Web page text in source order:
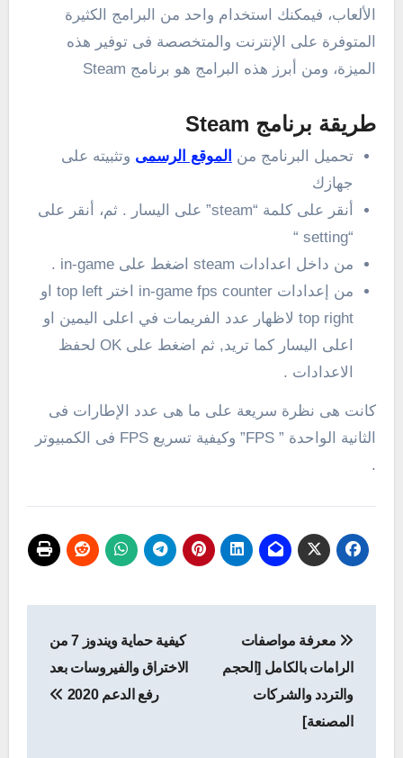
الألعاب، فيمكنك استخدام واحد من البرامج الكثيرة
المتوفرة على الإنترنت والمتخصصة فى توفير هذه
الميزة، ومن أبرز هذه البرامج هو برنامج Steam
طريقة برنامج Steam
تحميل البرنامج من الموقع الرسمى وتثبيته على
جهازك
أنقر على كلمة “steam” على اليسار . ثم، أنقر على
“setting “
من داخل اعدادات steam اضغط على in-game .
من إعدادات in-game fps counter اختر top left او
top right لاظهار عدد الفريمات في اعلى اليمين او
اعلى اليسار كما تريد, ثم اضغط على OK لحفظ
الاعدادات .
كانت هى نظرة سريعة على ما هى عدد الإطارات فى
الثانية الواحدة ” FPS” وكيفية تسريع FPS فى الكمبيوتر
.
المقالات
معرفة مواصفات
الرامات بالكامل [الحجم
والتردد والشركات
المصنعة]
كيفية حماية ويندوز 7 من
الاختراق والفيروسات بعد
رفع الدعم 2020